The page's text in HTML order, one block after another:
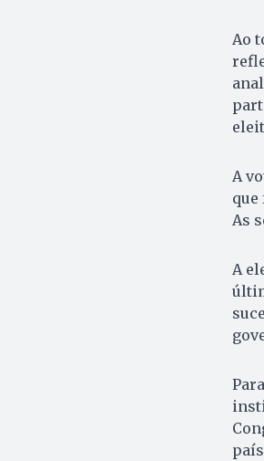
Ao
A
As
A